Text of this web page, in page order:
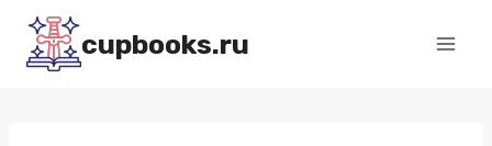
Перейти
содержимому
cupbooks.ru